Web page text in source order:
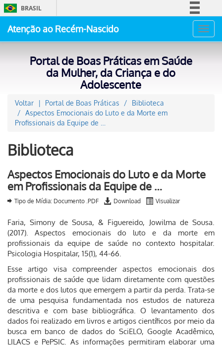
BRASIL
Acesso à informação
Atenção ao Recém-Nascido
Portal de Boas Práticas em Saúde
da Mulher, da Criança e do
Adolescente
Voltar Portal de Boas Práticas
Biblioteca
Aspectos Emocionais do Luto e da Morte em
Profissionais da Equipe de …
Biblioteca
Aspectos Emocionais do Luto e da Morte
em Profissionais da Equipe de …
Tipo de Mídia: Documento .PDF Download Visualizar
Faria, Simony de Sousa, & Figuereido, Jowilma de Sousa.
(2017). Aspectos emocionais do luto e da morte em
profissionais da equipe de saúde no contexto hospitalar.
Psicologia Hospitalar, 15(1), 44-66.
Esse artigo visa compreender aspectos emocionais dos
profissionais de saúde que lidam diretamente com questões
da morte e dos lutos que emergem a partir da perda. Trata-se
de uma pesquisa fundamentada nos estudos de natureza
descritiva e com base bibliográfica. O levantamento dos
dados foi realizado em livros e artigos científicos por meio da
busca em banco de dados do SciELO, Google Acadêmico,
LILACS e PePSIC. As informações permitiram elaborar uma